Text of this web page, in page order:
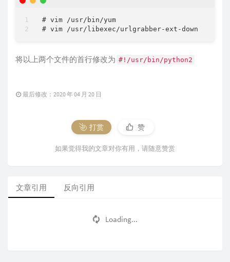
# vim /usr/bin/yum
将以上两个文件的首行修改为 #!/usr/bin/python2
最后修改：2020 年 04 月 20 日
打赏 赞
如果觉得我的文章对你有用，请随意赞赏
文章引用 反向引用
Loading...